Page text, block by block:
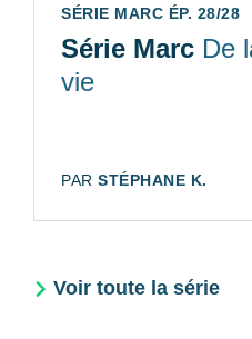
SÉRIE MARC ÉP. 28/28
Série Marc De
vie
AUTEUR:
PAR STÉPHANE K.
Voir toute la série